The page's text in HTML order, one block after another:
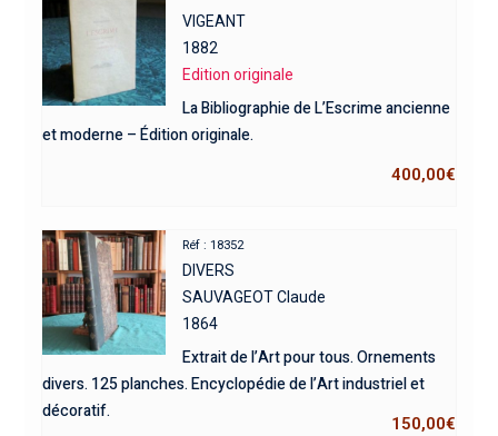
VIGEANT
1882
Edition originale
La Bibliographie de L’Escrime ancienne
et moderne – Édition originale.
400,00€
Réf : 18352
DIVERS
SAUVAGEOT Claude
1864
Extrait de l’Art pour tous. Ornements
divers. 125 planches. Encyclopédie de l’Art industriel et
décoratif.
150,00€